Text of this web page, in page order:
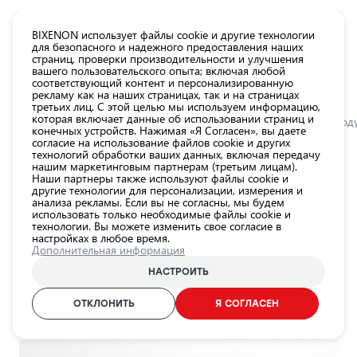
Главная Категории Магазин Внешнее освещение автомобиля
LED подсветка номера EP81 /
5901958637223 / 25-2154
25-2154
НА СКЛАДЕ ПОСЛЕДНИЕ 1
Все
товары
магазина
Магазин
Лампы для
автомобильных
Внешнее
освещение
автомобиля
Освещение
автомобиля
Аксессуары
BIXENON использует файлы cookie и другие технологии
для безопасного и надежного предоставления наших
страниц, проверки производительности и улучшения
вашего пользовательского опыта; включая любой
соответствующий контент и персонализированную
рекламу как на наших страницах, так и на страницах
третьих лиц. С этой целью мы используем информацию,
которая включает данные об использовании страниц и
конечных устройств. Нажимая «Я Согласен», вы даете
согласие на использование файлов cookie и других
технологий обработки ваших данных, включая передачу
нашим маркетинговым партнерам (третьим лицам).
Наши партнеры также используют файлы cookie и
другие технологии для персонализации, измерения и
анализа рекламы. Если вы не согласны, мы будем
использовать только необходимые файлы cookie и
технологии. Вы можете изменить свое согласие в
настройках в любое время.
Дополнительная информация
НАСТРОИТЬ
ОТКЛОНИТЬ Я СОГЛАСЕН